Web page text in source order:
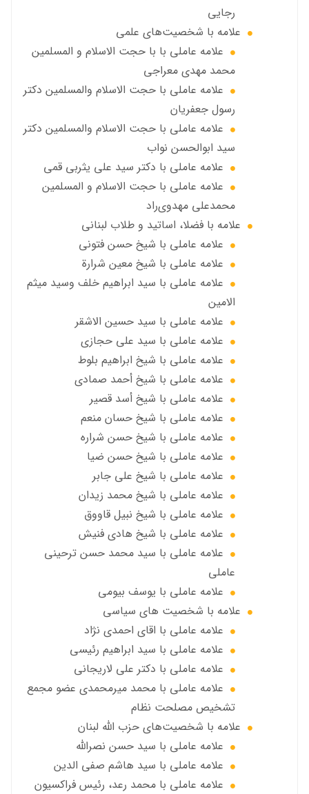
رجایی
علامه با شخصیت‌های علمی
علامه عاملي با با حجت الاسلام و المسلمین
محمد مهدی معراجی
علامه عاملي با حجت الاسلام والمسلمين دکتر
رسول جعفریان
علامه عاملي با حجت الاسلام والمسلمين دکتر
سید ابوالحسن نواب
علامه عاملي با دكتر سيد علي يثربي قمي
علامه عاملي با حجت الاسلام و المسلمین
محمدعلی مهدوی‌راد
علامه با فضلا، اساتید و طلاب لبنانی
علامه عاملي با شيخ حسن فتوني
علامه عاملي با شيخ معين شرارة
علامه عاملي با سید ابراهیم خلف وسید میثم
الامين
علامه عاملي با سيد حسين الاشقر
علامه عاملي با سيد علي حجازي
علامه عاملي با شيخ ابراهيم بلوط
علامه عاملي با شيخ أحمد صمادي
علامه عاملي با شيخ أسد قصير
علامه عاملي با شيخ حسان منعم
علامه عاملي با شيخ حسن شراره
علامه عاملي با شيخ حسن ضيا
علامه عاملي با شيخ علي جابر
علامه عاملي با شيخ محمد زيدان
علامه عاملي با شيخ نبيل قاووق
علامه عاملي با شیخ هادی فنیش
علامه عاملي با سيد محمد حسن ترحيني
عاملي
علامه عاملي با يوسف بيومی
علامه با شخصیت های سیاسی
علامه عاملي با اقای احمدی نژاد
علامه عاملي با سید ابراهیم رئیسی
علامه عاملي با دكتر علي لاريجاني
علامه عاملي با محمد میرمحمدی عضو مجمع
تشخیص مصلحت نظام
علامه با شخصیت‌های حزب الله لبنان
علامه عاملي با سيد حسن نصرالله
علامه عاملي با سيد هاشم صفي الدين
علامه عاملي با محمد رعد، رئیس فراکسیون